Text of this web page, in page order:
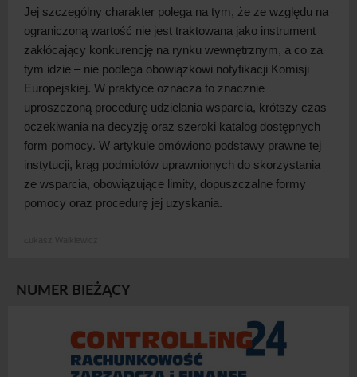
Jej szczególny charakter polega na tym, że ze względu na
ograniczoną wartość nie jest traktowana jako instrument
zakłócający konkurencję na rynku wewnętrznym, a co za
tym idzie – nie podlega obowiązkowi notyfikacji Komisji
Europejskiej. W praktyce oznacza to znacznie
uproszczoną procedurę udzielania wsparcia, krótszy czas
oczekiwania na decyzję oraz szeroki katalog dostępnych
form pomocy. W artykule omówiono podstawy prawne tej
instytucji, krąg podmiotów uprawnionych do skorzystania
ze wsparcia, obowiązujące limity, dopuszczalne formy
pomocy oraz procedurę jej uzyskania.
NUMER BIEŻĄCY